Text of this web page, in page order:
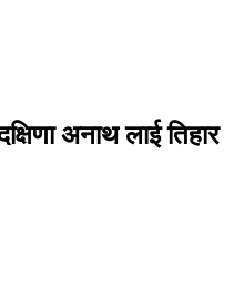
अनाथ लाई तिहार